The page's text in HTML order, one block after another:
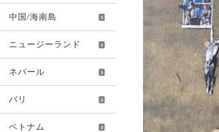
中国/海南島
ニュージーランド
ネパール
バリ
ベトナム